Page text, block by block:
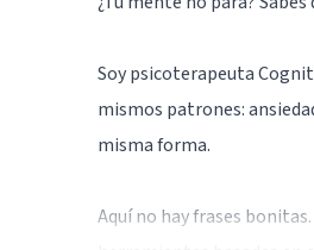
Soy psicoterapeuta
mismos patrones:
misma forma.
Aquí no hay frases